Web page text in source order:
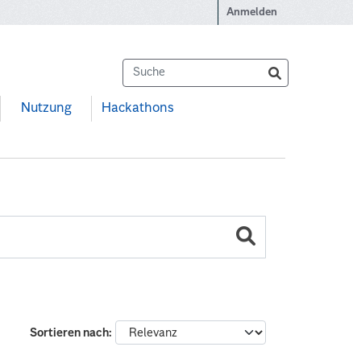
Anmelden
Nutzung Hackathons
Sortieren nach